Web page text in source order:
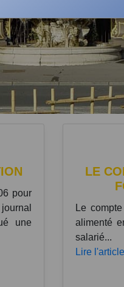
pour
une
LE
Le
alimenté
salarié...
Lire l'article